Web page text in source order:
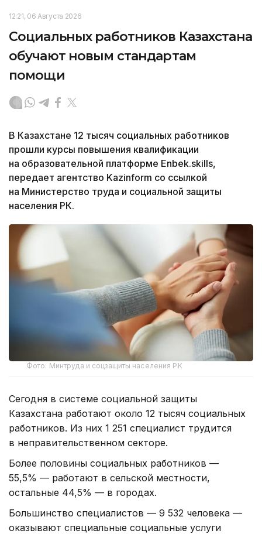
12:21, 06 Августа 2026
Социальных работников Казахстана
обучают новым стандартам
помощи
В Казахстане 12 тысяч социальных работников
прошли курсы повышения квалификации
на образовательной платформе Enbek.skills,
передает агентство Kazinform со ссылкой
на Министерство труда и социальной защиты
населения РК.
Фото: Минтруда и соцзащиты населения РК
Сегодня в системе социальной защиты
Казахстана работают около 12 тысяч социальных
работников. Из них 1 251 специалист трудится
в неправительственном секторе.
Более половины социальных работников —
55,5% — работают в сельской местности,
остальные 44,5% — в городах.
Большинство специалистов — 9 532 человека —
оказывают специальные социальные услуги